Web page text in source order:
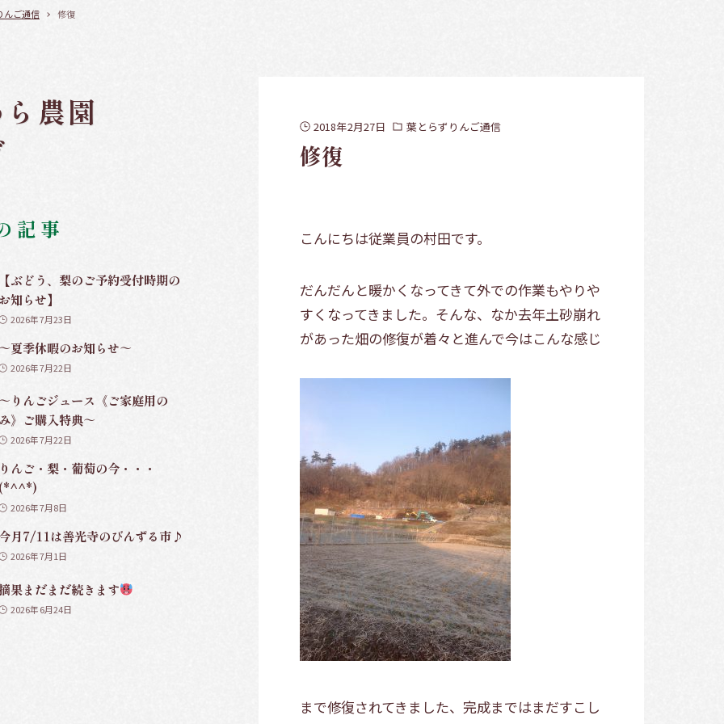
んご通信 修復
2018年2月27日 葉とらずりんご通信
修復
こんにちは従業員の村田です。
だんだんと暖かくなってきて外での作業もやりや
すくなってきました。そんな、なか去年土砂崩れ
があった畑の修復が着々と進んで今はこんな感じ
まで修復されてきました、完成まではまだすこし
農園
記事
ぶどう、梨のご予約受付時期の
知らせ】
2026年7月23日
夏季休暇のお知らせ～
2026年7月22日
りんごジュース《ご家庭用の
》ご購入特典～
2026年7月22日
んご・梨・葡萄の今・・・
2026年7月8日
月7/11は善光寺のびんずる市♪
2026年7月1日
果まだまだ続きます
2026年6月24日